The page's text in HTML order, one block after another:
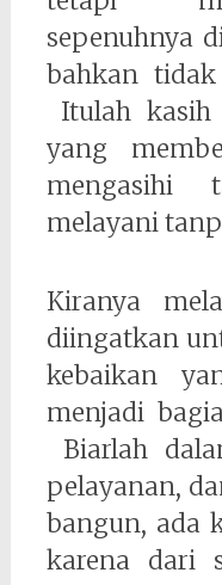
sepenuhnya
bahkan
Itulah
yang
mengasihi
melayani
Kiranya
diingatkan
kebaikan
menjadi
Biarlah
pelayanan,
bangun, ada
karena dari